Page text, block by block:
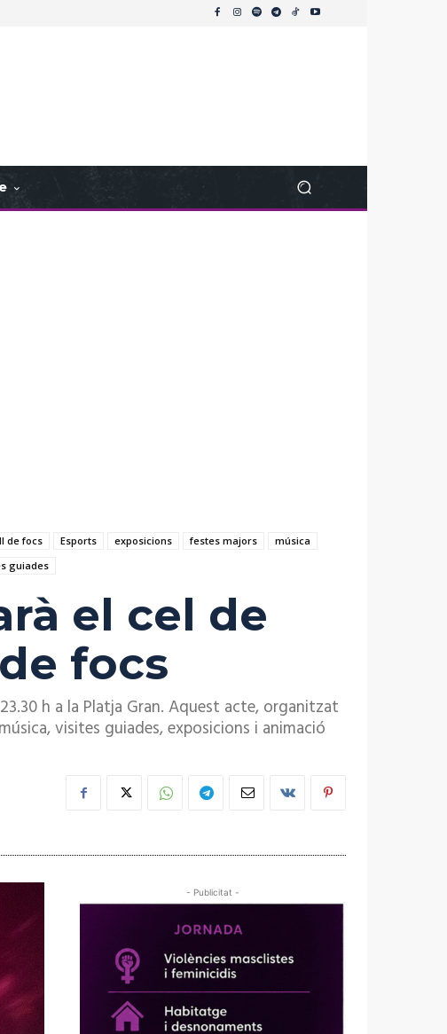
de focs Esports exposicions festes majors
música
guiades
el cel de
focs
h a la Platja Gran. Aquest acte, organitzat
visites guiades, exposicions i animació
- Publicitat -